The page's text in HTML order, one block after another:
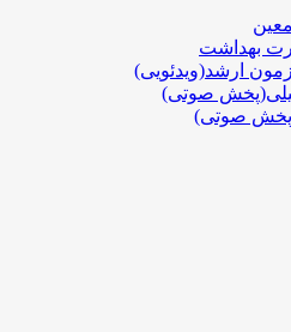
بهداشت
ارشد(ویدئویی)
صوتی)
صوتی)